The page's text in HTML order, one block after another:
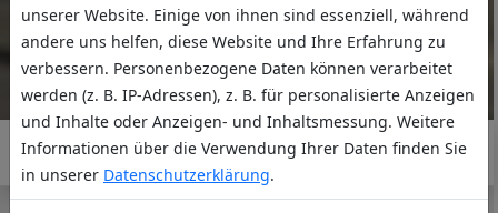
unserer Website. Einige von ihnen sind essenziell, während
andere uns helfen, diese Website und Ihre Erfahrung zu
verbessern. Personenbezogene Daten können verarbeitet
werden (z. B. IP-Adressen), z. B. für personalisierte Anzeigen
und Inhalte oder Anzeigen- und Inhaltsmessung. Weitere
Informationen über die Verwendung Ihrer Daten finden Sie
in unserer Datenschutzerklärung.